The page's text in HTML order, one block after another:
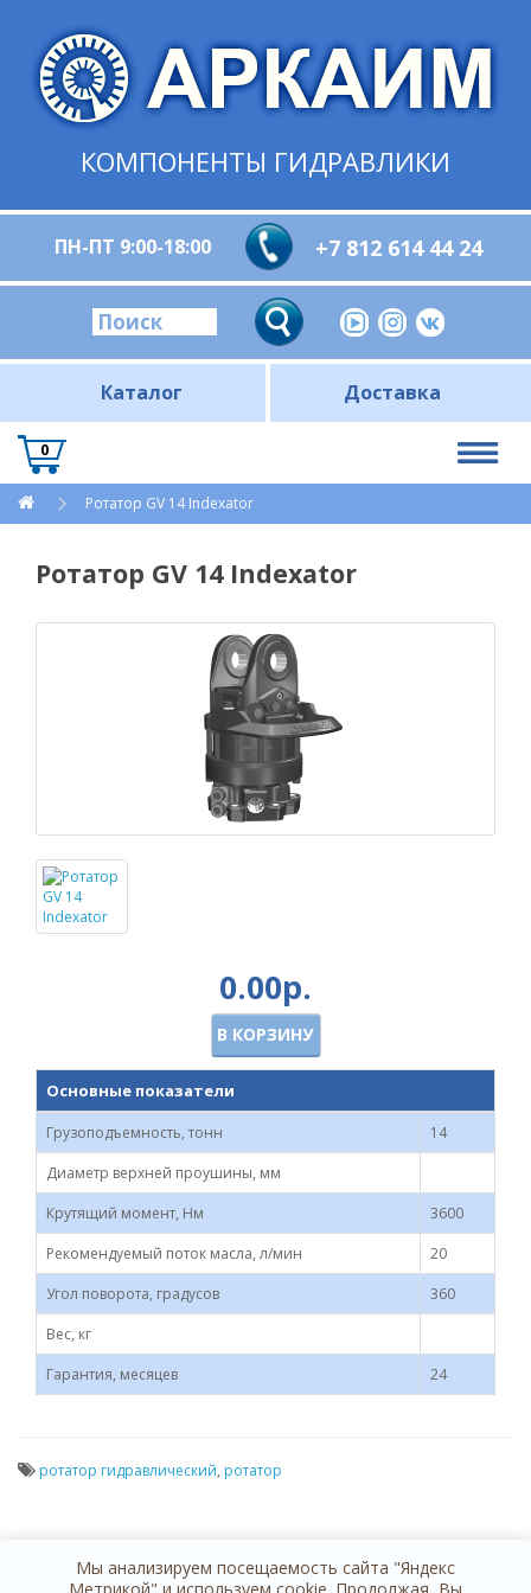
КОМПОНЕНТЫ ГИДРАВЛИКИ
ПН-ПТ 9:00-18:00 +7 812 614 44 24
Каталог Доставка
0
Ротатор GV 14 Indexator
Ротатор GV 14 Indexator
0.00р.
В КОРЗИНУ
Основные показатели
Грузоподъемность, тонн
14
Диаметр верхней проушины, мм
Крутящий момент, Нм
3600
Рекомендуемый поток масла, л/мин
20
Угол поворота, градусов
360
Вес, кг
Гарантия, месяцев
24
ротатор гидравлический, ротатор
Мы анализируем посещаемость сайта "Яндекс